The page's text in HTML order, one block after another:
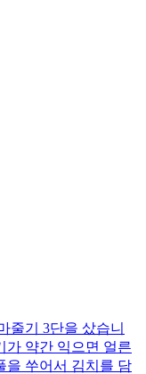
줄기 3단을 샀습니
가 약간 익으면 얼른
을 쑤어서 김치를 담